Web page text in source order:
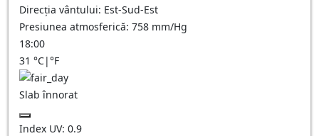
Direcția vântului: Est-Sud-Est
Presiunea atmosferică: 758 mm/Hg
18:00
31 °C|°F
Slab înnorat
Index UV: 0.9